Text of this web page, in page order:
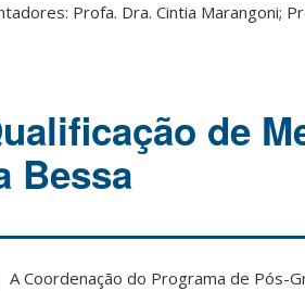
Profa. Dra. Cintia Marangoni;
de
Bessa
A Coordenação do Programa de Pós-